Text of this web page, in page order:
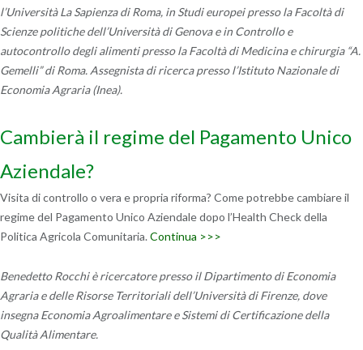
l’Università La Sapienza di Roma, in Studi europei presso la Facoltà di
Scienze politiche dell’Università di Genova e in Controllo e
autocontrollo degli alimenti presso la Facoltà di Medicina e chirurgia “A.
Gemelli” di Roma. Assegnista di ricerca presso l’Istituto Nazionale di
Economia Agraria (Inea).
Cambierà il regime del Pagamento Unico
Aziendale?
Visita di controllo o vera e propria riforma? Come potrebbe cambiare il
regime del Pagamento Unico Aziendale dopo l’Health Check della
Politica Agricola Comunitaria. Continua >>>
Benedetto Rocchi è ricercatore presso il Dipartimento di Economia
Agraria e delle Risorse Territoriali dell’Università di Firenze, dove
insegna Economia Agroalimentare e Sistemi di Certificazione della
Qualità Alimentare.